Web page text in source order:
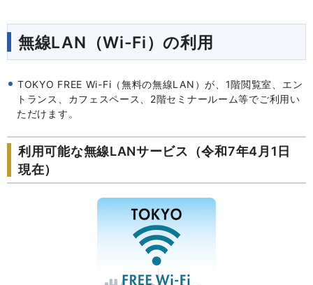
無線LAN（Wi-Fi）の利用
TOKYO FREE Wi-Fi （無料の無線LAN）が、1階閲覧室、エン
トランス、カフェスペース、2階セミナールーム等でご利用い
ただけます。
利用可能な無線LANサービス（令和7年4月1日
現在）